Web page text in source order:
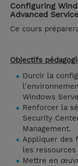
Configuring
Advanced
Ce cours
Objectifs
Durcir la
Windows
Renforcer la
Security
Management.
Appliquer des
les
Mettre en